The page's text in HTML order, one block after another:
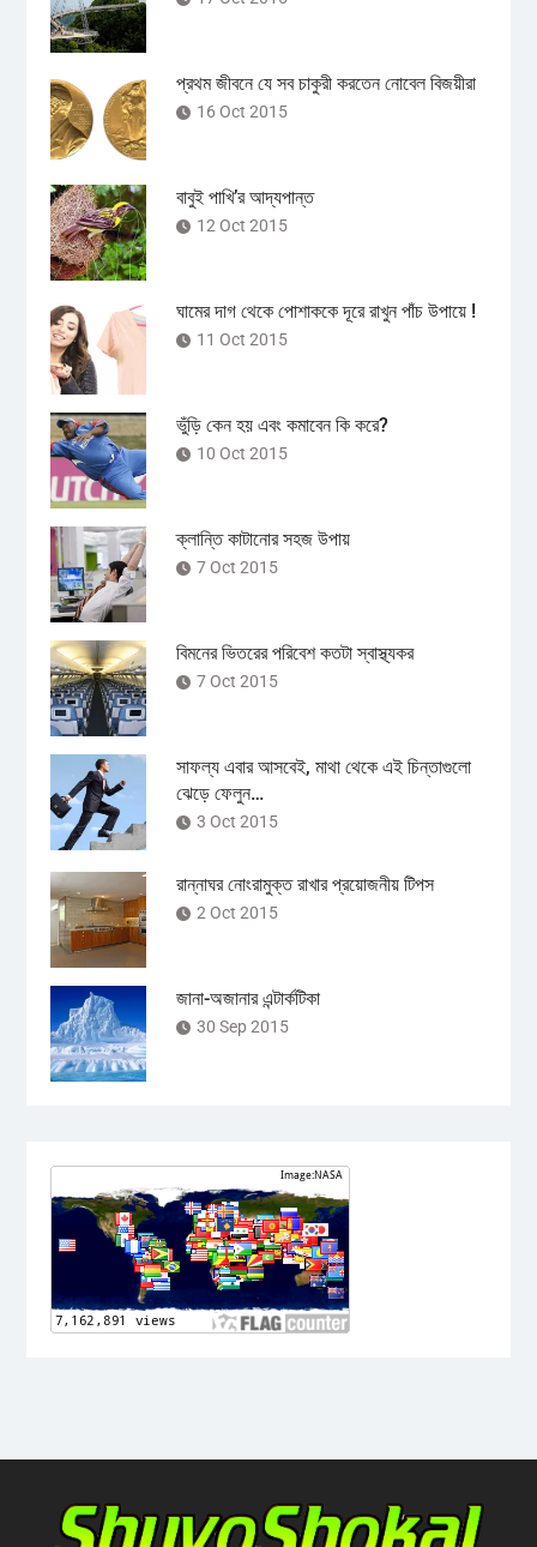
প্রথম জীবনে যে সব চাকুরী করতেন নোবেল বিজয়ীরা
16 Oct 2015
বাবুই পাখি’র আদ্যপান্ত
12 Oct 2015
ঘামের দাগ থেকে পোশাককে দূরে রাখুন পাঁচ উপায়ে !
11 Oct 2015
ভুঁড়ি কেন হয় এবং কমাবেন কি করে?
10 Oct 2015
ক্লান্তি কাটানোর সহজ উপায়
7 Oct 2015
বিমনের ভিতরের পরিবেশ কতটা স্বাস্থ্যকর
7 Oct 2015
সাফল্য এবার আসবেই, মাথা থেকে এই চিন্তাগুলো
ঝেড়ে ফেলুন…
3 Oct 2015
রান্নাঘর নোংরামুক্ত রাখার প্রয়োজনীয় টিপস
2 Oct 2015
জানা-অজানার এন্টার্কটিকা
30 Sep 2015